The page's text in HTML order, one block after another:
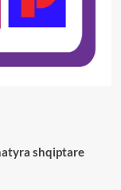
shqiptare